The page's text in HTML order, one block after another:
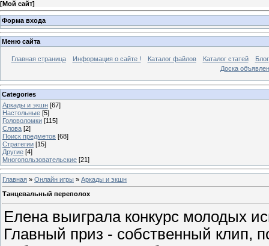
[Мой сайт]
Форма входа
Меню сайта
Главная страница Информация о сайте ! Каталог файлов Каталог статей
Блог
Доска
Categories
Аркады и экшн [67]
Настольные [5]
Головоломки [115]
Слова [2]
Поиск предметов [68]
Стратегии [15]
Другие [4]
Многопользовательские [21]
Главная » Онлайн игры » Аркады и экшн
Танцевальный переполох
Елена выиграла конкурс молодых
Главный приз - собственный клип,